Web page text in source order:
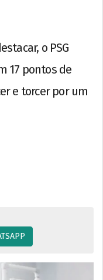
o PSG
17 pontos de
e torcer por um